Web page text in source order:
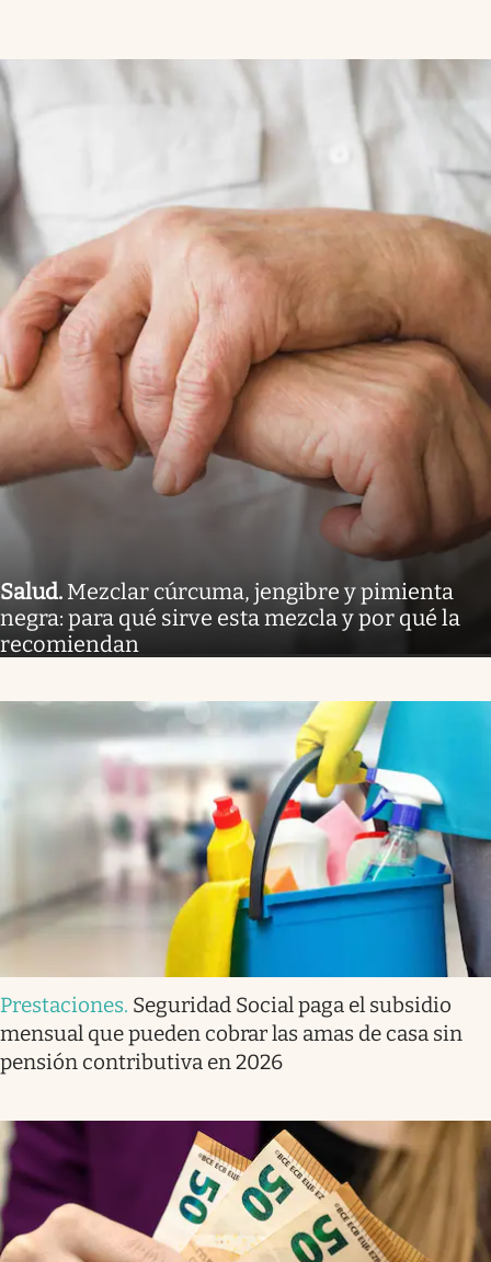
Salud. Mezclar cúrcuma, jengibre y pimienta
negra: para qué sirve esta mezcla y por qué la
recomiendan
Prestaciones. Seguridad Social paga el subsidio
mensual que pueden cobrar las amas de casa sin
pensión contributiva en 2026